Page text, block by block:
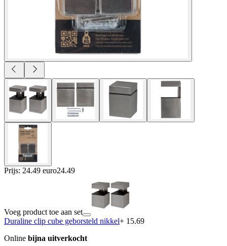
Prijs: 24.49 euro24.49
Voeg product toe aan set
Duraline clip cube geborsteld nikkel+ 15.69
Online bijna uitverkocht